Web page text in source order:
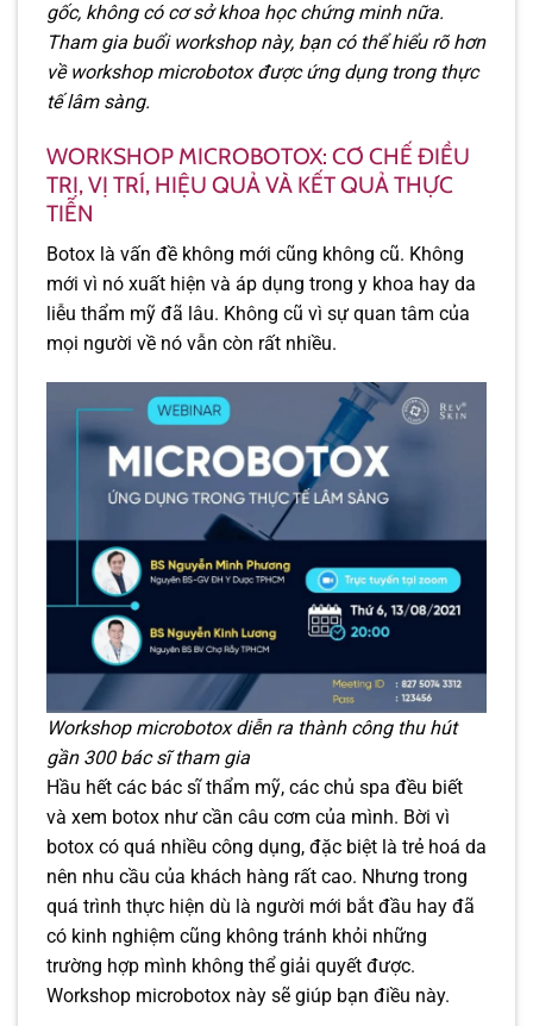
gốc, không có cơ sở khoa học chứng minh nữa.
Tham gia buổi workshop này, bạn có thể hiểu rõ hơn
về workshop microbotox được ứng dụng trong thực
tế lâm sàng.
WORKSHOP MICROBOTOX: CƠ CHẾ ĐIỀU
TRỊ, VỊ TRÍ, HIỆU QUẢ VÀ KẾT QUẢ THỰC
TIỄN
Botox là vấn đề không mới cũng không cũ. Không
mới vì nó xuất hiện và áp dụng trong y khoa hay da
liễu thẩm mỹ đã lâu. Không cũ vì sự quan tâm của
mọi người về nó vẫn còn rất nhiều.
Workshop microbotox diễn ra thành công thu hút
gần 300 bác sĩ tham gia
Hầu hết các bác sĩ thẩm mỹ, các chủ spa đều biết
và xem botox như cần câu cơm của mình. Bời vì
botox có quá nhiều công dụng, đặc biệt là trẻ hoá da
nên nhu cầu của khách hàng rất cao. Nhưng trong
quá trình thực hiện dù là người mới bắt đầu hay đã
có kinh nghiệm cũng không tránh khỏi những
trường hợp mình không thể giải quyết được.
Workshop microbotox này sẽ giúp bạn điều này.